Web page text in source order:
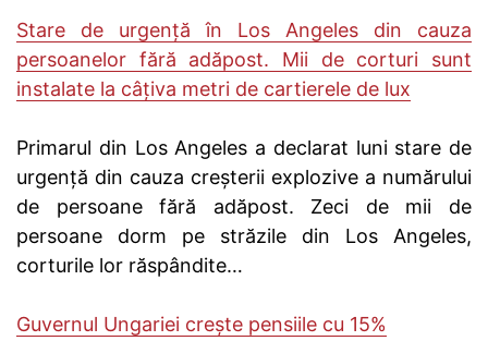
Stare de urgență în Los Angeles din cauza
persoanelor fără adăpost. Mii de corturi sunt
instalate la câțiva metri de cartierele de lux
Primarul din Los Angeles a declarat luni stare de
urgenţă din cauza creşterii explozive a numărului
de persoane fără adăpost. Zeci de mii de
persoane dorm pe străzile din Los Angeles,
corturile lor răspândite…
Guvernul Ungariei crește pensiile cu 15%